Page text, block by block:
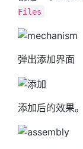
Files
弹出添加界面
添加后的效果。